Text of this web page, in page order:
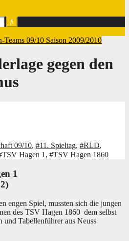
Teams 09/10 Saison 2009/2010
gegen den
09/10, #11. Spieltag, #RLD,
Hagen 1, #TSV Hagen 1860
1
engen Spiel, mussten sich die jungen
des TSV Hagen 1860 dem selbst
und Tabellenführer aus Neuss